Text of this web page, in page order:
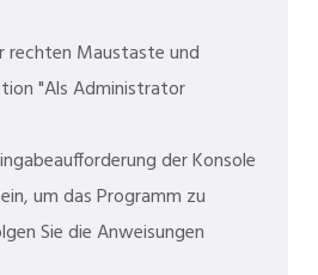
rechten Maustaste und
"Als Administrator
der Konsole
ein, um das Programm zu
Sie die Anweisungen